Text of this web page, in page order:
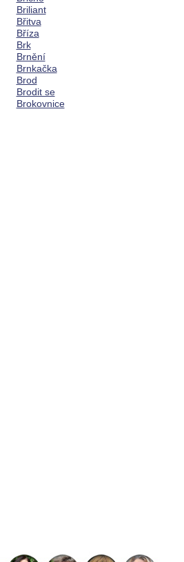
Briliant
Břitva
Bříza
Brk
Brnění
Brnkačka
Brod
Brodit se
Brokovnice